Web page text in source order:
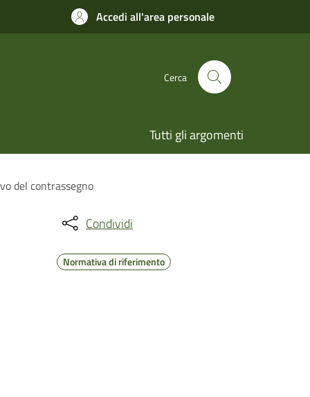
Accedi all'area personale
Cerca
Tutti gli argomenti
del contrassegno
Condividi
Normativa di riferimento